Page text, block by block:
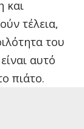
και
τέλεια,
του
αυτό
πιάτο.